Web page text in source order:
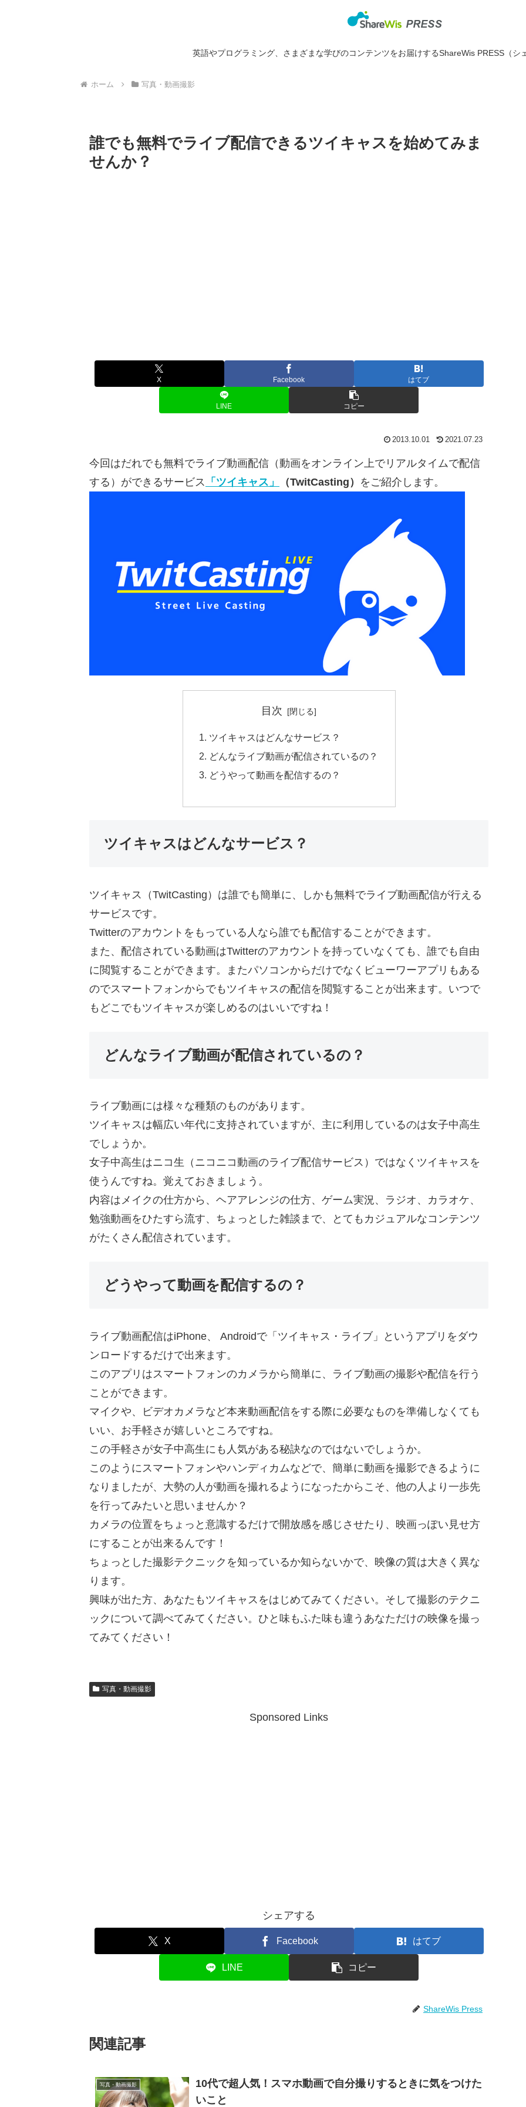
英語やプログラミング、さまざまな学びのコンテンツをお届けするShareWis PRESS（シ
ホーム 写真・動画撮影
誰でも無料でライブ配信できるツイキャスを始めてみま
せんか？
X Facebook はてブ
LINE コピー
2013.10.01 2021.07.23
今回はだれでも無料でライブ動画配信（動画をオンライン上でリアルタイムで配信
する）ができるサービス
「ツイキャス」 （TwitCasting） をご紹介します。
目次
ツイキャスはどんなサービス？
どんなライブ動画が配信されているの？
どうやって動画を配信するの？
ツイキャスはどんなサービス？
ツイキャス（TwitCasting）は誰でも簡単に、しかも無料でライブ動画配信が行える
サービスです。
Twitterのアカウントをもっている人なら誰でも配信することができます。
また、配信されている動画はTwitterのアカウントを持っていなくても、誰でも自由
に閲覧することができます。またパソコンからだけでなくビューワーアプリもある
のでスマートフォンからでもツイキャスの配信を閲覧することが出来ます。いつで
もどこでもツイキャスが楽しめるのはいいですね！
どんなライブ動画が配信されているの？
ライブ動画には様々な種類のものがあります。
ツイキャスは幅広い年代に支持されていますが、主に利用しているのは女子中高生
でしょうか。
女子中高生はニコ生（ニコニコ動画のライブ配信サービス）ではなくツイキャスを
使うんですね。覚えておきましょう。
内容はメイクの仕方から、ヘアアレンジの仕方、ゲーム実況、ラジオ、カラオケ、
勉強動画をひたすら流す、ちょっとした雑談まで、とてもカジュアルなコンテンツ
がたくさん配信されています。
どうやって動画を配信するの？
ライブ動画配信はiPhone、 Androidで「ツイキャス・ライブ」というアプリをダウ
ンロードするだけで出来ます。
このアプリはスマートフォンのカメラから簡単に、ライブ動画の撮影や配信を行う
ことができます。
マイクや、ビデオカメラなど本来動画配信をする際に必要なものを準備しなくても
いい、お手軽さが嬉しいところですね。
この手軽さが女子中高生にも人気がある秘訣なのではないでしょうか。
このようにスマートフォンやハンディカムなどで、簡単に動画を撮影できるように
なりましたが、大勢の人が動画を撮れるようになったからこそ、他の人より一歩先
を行ってみたいと思いませんか？
カメラの位置をちょっと意識するだけで開放感を感じさせたり、映画っぽい見せ方
にすることが出来るんです！
ちょっとした撮影テクニックを知っているか知らないかで、映像の質は大きく異な
ります。
興味が出た方、あなたもツイキャスをはじめてみてください。そして撮影のテクニ
ックについて調べてみてください。ひと味もふた味も違うあなただけの映像を撮っ
てみてください！
写真・動画撮影
Sponsored Links
シェアする
X Facebook はてブ
LINE コピー
ShareWis Press
関連記事
写真・動画撮影
10代で超人気！スマホ動画で自分撮りするときに気をつけた
いこと